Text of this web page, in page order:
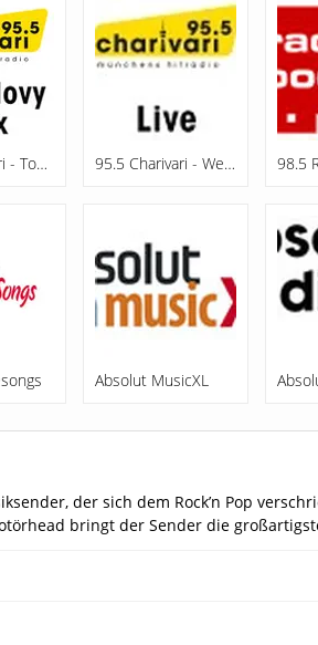
95.5 Charivari - Tom Novy Mix 95.5 Charivari - Webradio 98.5
Absolut MusicXL
der sich dem Rock’n Pop
bringt der Sender die